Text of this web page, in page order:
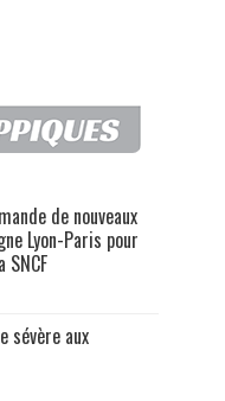
de nouveaux
Lyon-Paris pour
sévère aux